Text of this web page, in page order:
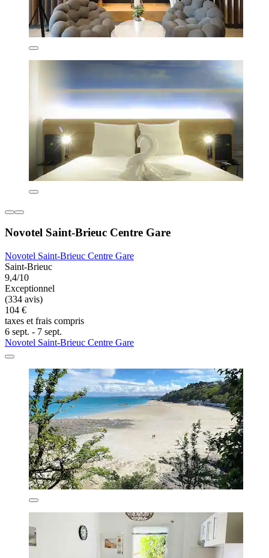
Novotel Saint-Brieuc Centre Gare
Novotel Saint-Brieuc Centre Gare
Saint-Brieuc
9,4/10
Exceptionnel
(334 avis)
104 €
taxes et frais compris
6 sept. - 7 sept.
Novotel Saint-Brieuc Centre Gare